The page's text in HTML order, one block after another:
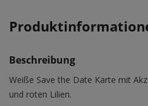
Beschreibung
Weiße Save the Date Karte mit
und roten Lilien.